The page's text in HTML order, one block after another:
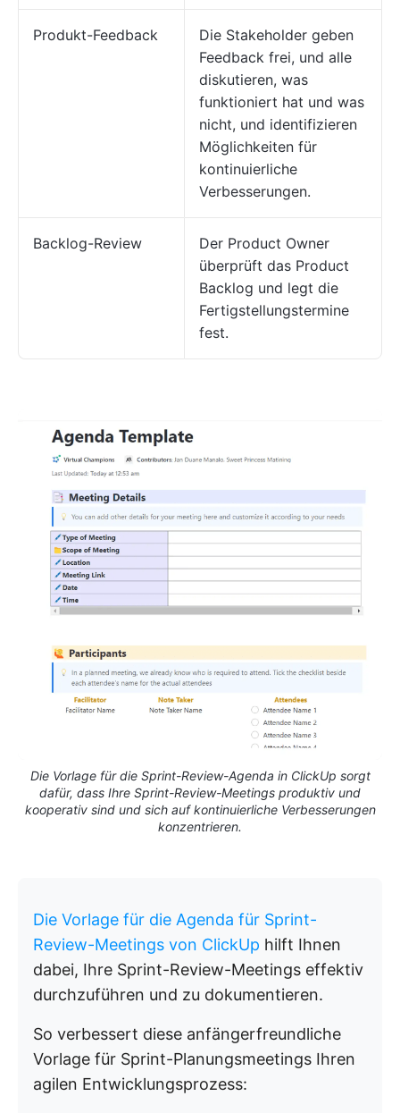
Produkt-Feedback
Die Stakeholder geben
Feedback frei, und alle
diskutieren, was
funktioniert hat und was
nicht, und identifizieren
Möglichkeiten für
kontinuierliche
Verbesserungen.
Backlog-Review
Der Product Owner
überprüft das Product
Backlog und legt die
Fertigstellungstermine
fest.
Die Vorlage für die Sprint-Review-Agenda in ClickUp sorgt
dafür, dass Ihre Sprint-Review-Meetings produktiv und
kooperativ sind und sich auf kontinuierliche Verbesserungen
konzentrieren.
Die Vorlage für die Agenda für Sprint-
Review-Meetings von ClickUp hilft Ihnen
dabei, Ihre Sprint-Review-Meetings effektiv
durchzuführen und zu dokumentieren.
So verbessert diese anfängerfreundliche
Vorlage für Sprint-Planungsmeetings Ihren
agilen Entwicklungsprozess: